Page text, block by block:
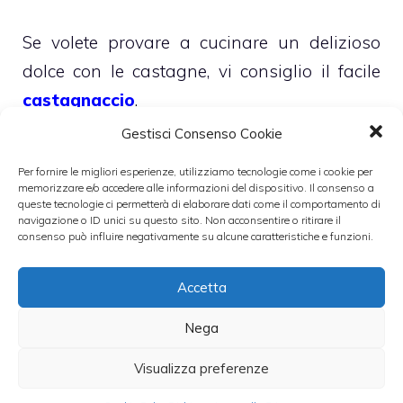
Gestisci Consenso Cookie
Per fornire le migliori esperienze, utilizziamo tecnologie come i cookie per
memorizzare e/o accedere alle informazioni del dispositivo. Il consenso a
queste tecnologie ci permetterà di elaborare dati come il comportamento di
navigazione o ID unici su questo sito. Non acconsentire o ritirare il
consenso può influire negativamente su alcune caratteristiche e funzioni.
Accetta
Nega
Visualizza preferenze
Se volete provare a cucinare un delizioso
dolce con le castagne, vi consiglio il facile
castagnaccio.
Blanc